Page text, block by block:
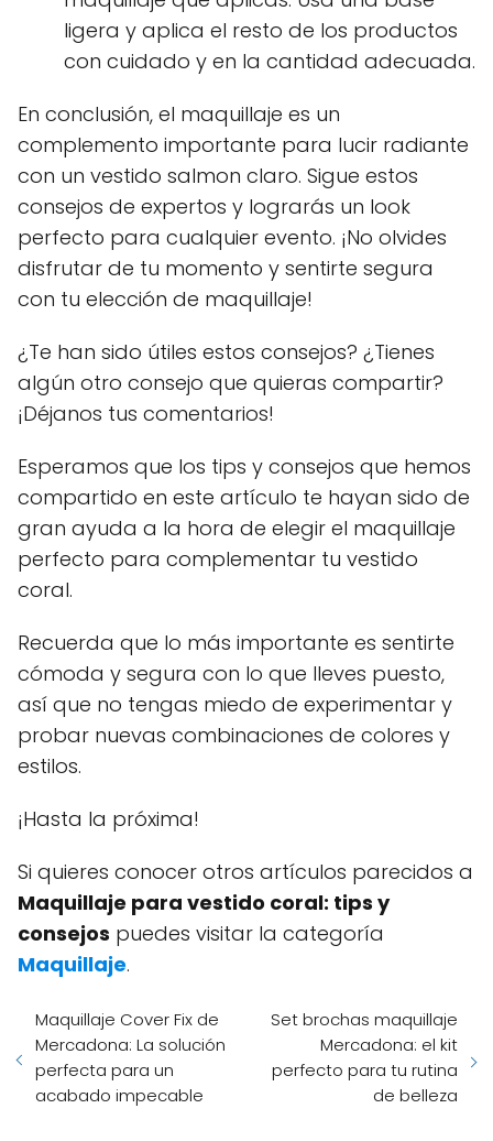
ligera y aplica el resto de los productos
con cuidado y en la cantidad adecuada.
En conclusión, el maquillaje es un
complemento importante para lucir radiante
con un vestido salmon claro. Sigue estos
consejos de expertos y lograrás un look
perfecto para cualquier evento. ¡No olvides
disfrutar de tu momento y sentirte segura
con tu elección de maquillaje!
¿Te han sido útiles estos consejos? ¿Tienes
algún otro consejo que quieras compartir?
¡Déjanos tus comentarios!
Esperamos que los tips y consejos que hemos
compartido en este artículo te hayan sido de
gran ayuda a la hora de elegir el maquillaje
perfecto para complementar tu vestido
coral.
Recuerda que lo más importante es sentirte
cómoda y segura con lo que lleves puesto,
así que no tengas miedo de experimentar y
probar nuevas combinaciones de colores y
estilos.
¡Hasta la próxima!
Si quieres conocer otros artículos parecidos a
Maquillaje para vestido coral: tips y
consejos puedes visitar la categoría
Maquillaje.
Maquillaje Cover Fix de
Mercadona: La solución
perfecta para un
acabado impecable
Set brochas maquillaje
Mercadona: el kit
perfecto para tu rutina
de belleza